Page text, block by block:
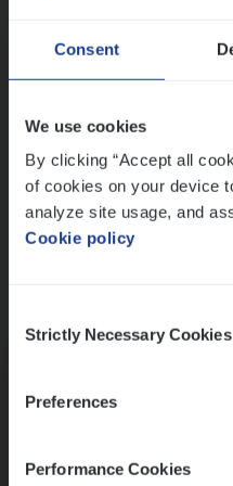
Consent
We use cookies
By clicking “Accept all
of cookies on your device
analyze site usage, and
Cookie policy
Selection
Strictly Necessary Cookies
Preferences
Performance Cookies
Ons